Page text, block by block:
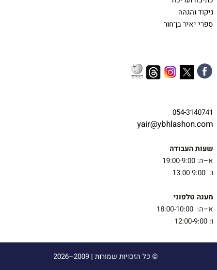
ניקוד והגהה
ספרי יאיר בן־חור
054-3140741
yair@ybhlashon.com
שעות העבודה
א–ה: 19:00-9:00
ו: 13:00-9:00
מענה טלפוני
א–ה: 18:00-10:00
ו: 12:00-9:00
© כל הזכויות שמורות |